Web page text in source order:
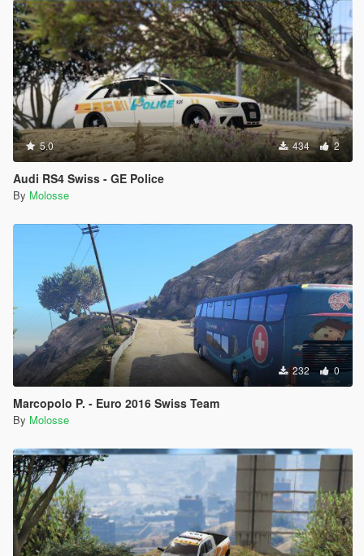
5.0 434 2
Audi RS4 Swiss - GE Police
By Molosse
232 0
Marcopolo P. - Euro 2016 Swiss Team
By Molosse